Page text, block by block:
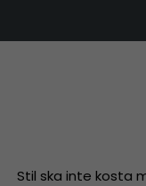
Stil ska inte kosta